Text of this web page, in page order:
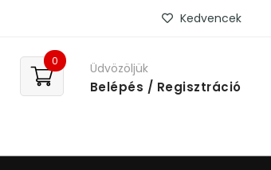
Kedvencek
0 Üdvözöljük
Belépés / Regisztráció